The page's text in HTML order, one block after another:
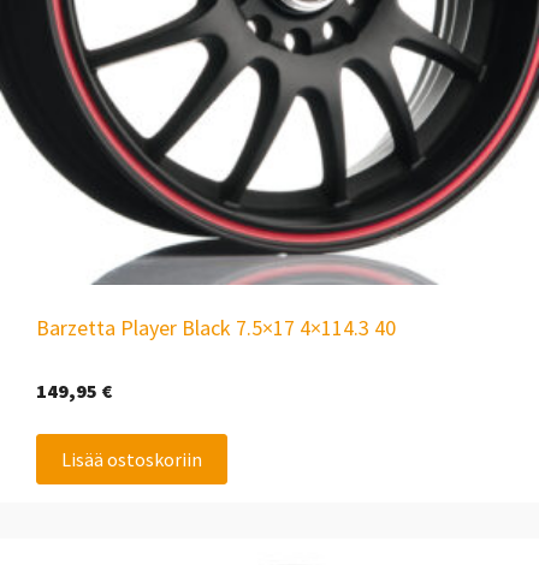
Barzetta Player Black 7.5×17 4×114.3 40
149,95 €
Lisää ostoskoriin